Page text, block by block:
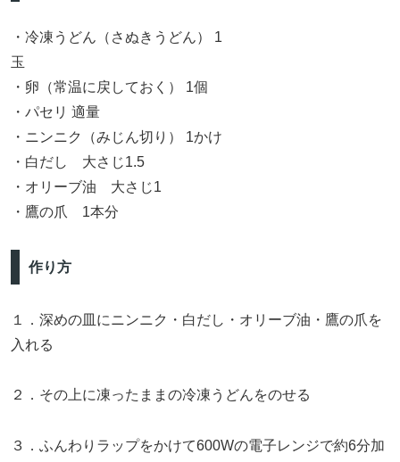
・冷凍うどん（さぬきうどん） 1
玉
・卵（常温に戻しておく） 1個
・パセリ 適量
・ニンニク（みじん切り） 1かけ
・白だし 大さじ1.5
・オリーブ油 大さじ1
・鷹の爪 1本分
作り方
１．深めの皿にニンニク・白だし・オリーブ油・鷹の爪を
入れる
２．その上に凍ったままの冷凍うどんをのせる
３．ふんわりラップをかけて600Wの電子レンジで約6分加